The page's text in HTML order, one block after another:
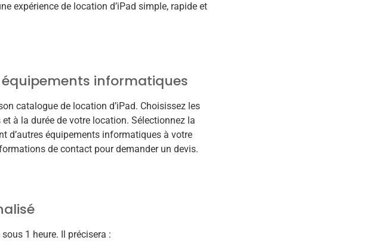
expérience de location d’iPad simple, rapide et
informatiques
catalogue de location d’iPad. Choisissez les
à la durée de votre location. Sélectionnez la
d’autres équipements informatiques à votre
de contact pour demander un devis.
1 heure. Il précisera :